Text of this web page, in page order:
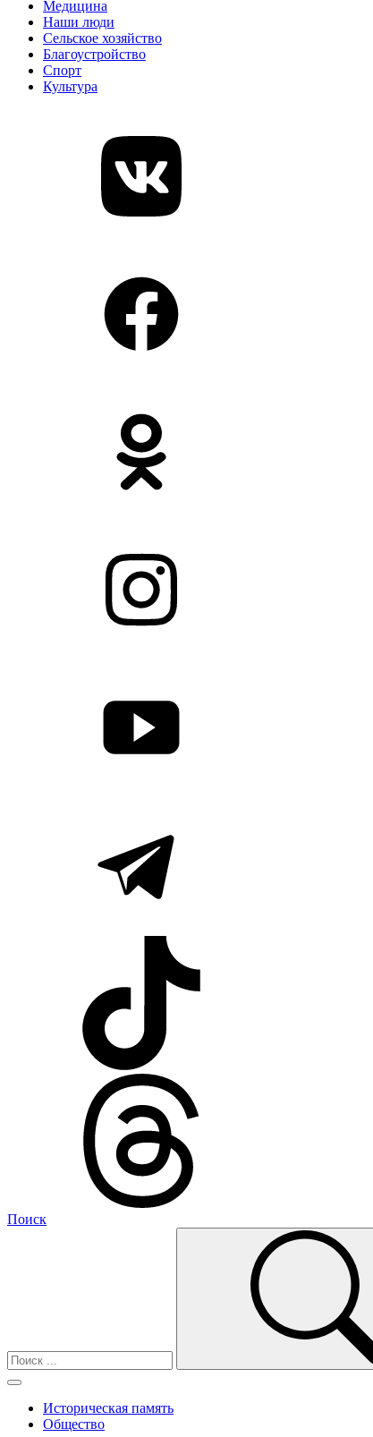
Медицина
Наши люди
Сельское хозяйство
Благоустройство
Спорт
Культура
Поиск
Историческая память
Общество